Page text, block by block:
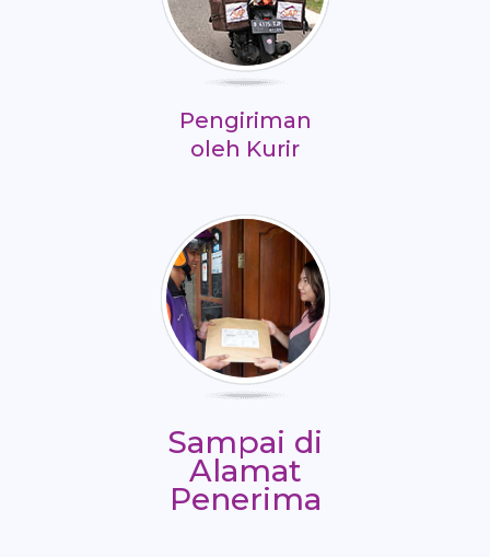
Pengiriman
oleh Kurir
Sampai di
Alamat
Penerima